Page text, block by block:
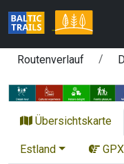
Routenverlauf
Übersichtskarte
Estland GPX